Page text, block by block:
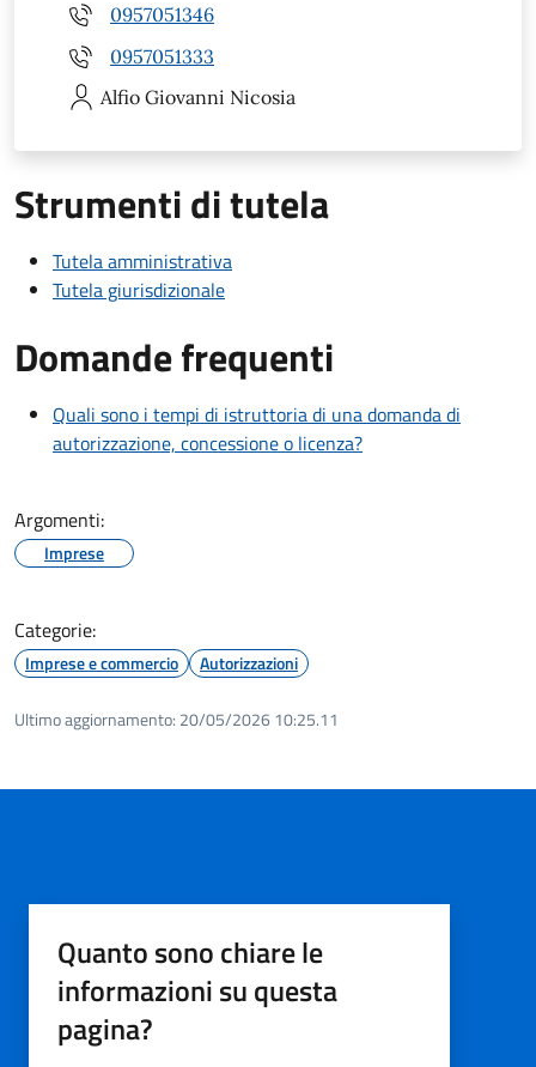
0957051346
0957051333
Alfio Giovanni Nicosia
Strumenti di tutela
Tutela amministrativa
Tutela giurisdizionale
Domande frequenti
Quali sono i tempi di istruttoria di una domanda di
autorizzazione, concessione o licenza?
Argomenti:
Imprese
Categorie:
Imprese e commercio Autorizzazioni
Ultimo aggiornamento: 20/05/2026 10:25.11
Quanto sono chiare le
informazioni su questa
pagina?